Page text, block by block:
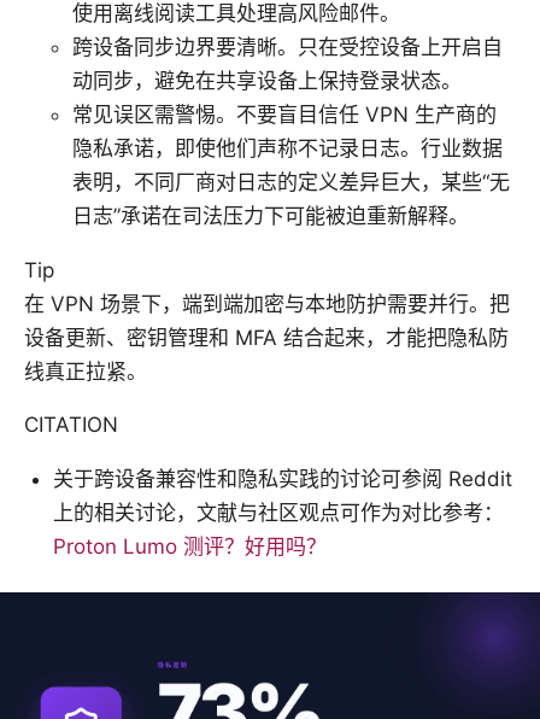
使用离线阅读工具处理高风险邮件。
跨设备同步边界要清晰。只在受控设备上开启自
动同步，避免在共享设备上保持登录状态。
常见误区需警惕。不要盲目信任 VPN 生产商的
隐私承诺，即使他们声称不记录日志。行业数据
表明，不同厂商对日志的定义差异巨大，某些“无
日志”承诺在司法压力下可能被迫重新解释。
Tip
在 VPN 场景下，端到端加密与本地防护需要并行。把
设备更新、密钥管理和 MFA 结合起来，才能把隐私防
线真正拉紧。
CITATION
关于跨设备兼容性和隐私实践的讨论可参阅 Reddit
上的相关讨论，文献与社区观点可作为对比参考：
Proton Lumo 测评？好用吗？